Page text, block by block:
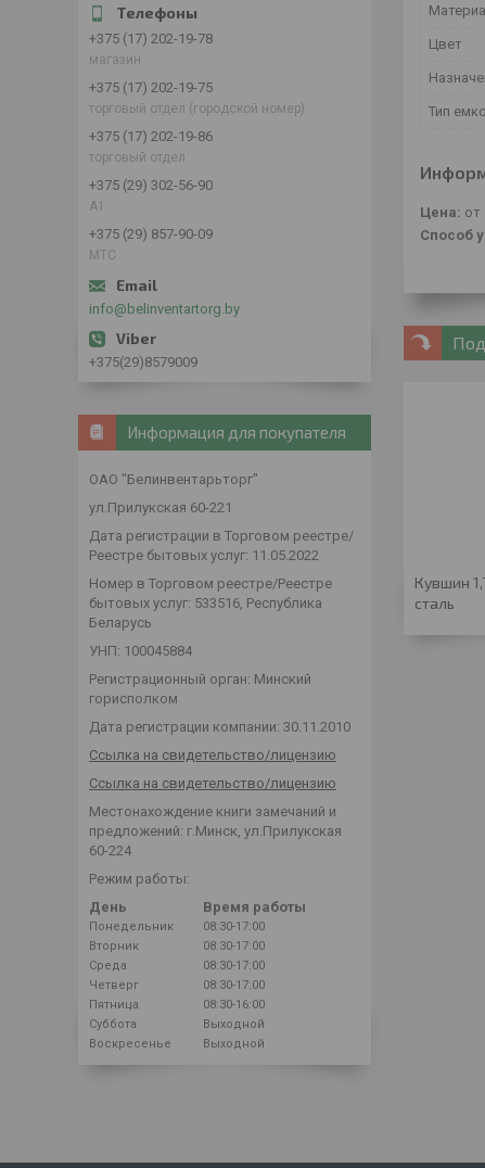
Цвет
Тип
Цена: от
Способ
Кувшин
сталь
+375 (17) 202-19-78
магазин
+375 (17) 202-19-75
торговый отдел (городской номер)
+375 (17) 202-19-86
торговый отдел
+375 (29) 302-56-90
А1
+375 (29) 857-90-09
МТС
info@belinventartorg.by
+375(29)8579009
Информация для покупателя
ОАО "Белинвентарьторг"
ул.Прилукская 60-221
Дата регистрации в Торговом реестре/
Реестре бытовых услуг: 11.05.2022
Номер в Торговом реестре/Реестре
бытовых услуг: 533516, Республика
Беларусь
УНП: 100045884
Регистрационный орган: Минский
горисполком
Дата регистрации компании: 30.11.2010
Ссылка на свидетельство/лицензию
Ссылка на свидетельство/лицензию
Местонахождение книги замечаний и
предложений: г.Минск, ул.Прилукская
60-224
Режим работы:
День
Время работы
Понедельник
08:30-17:00
Вторник
08:30-17:00
Среда
08:30-17:00
Четверг
08:30-17:00
Пятница
08:30-16:00
Суббота
Выходной
Воскресенье
Выходной